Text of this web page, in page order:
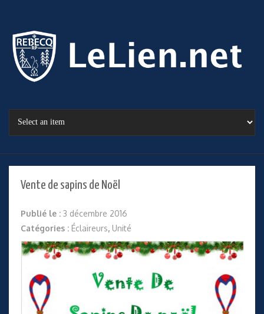
Vente de sapins de Noël
Publié le : 3 décembre 2016
Catégories : Éclaireurs, Unité